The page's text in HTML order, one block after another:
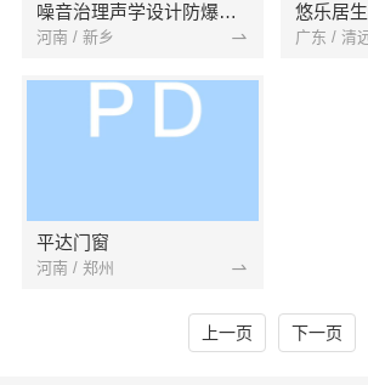
噪音治理声学设计防爆墙防火抗爆墙泄爆泄压系统
河南 / 新乡
悠乐居
广东 / 清
平达门窗
河南 / 郑州
上一页 下一页